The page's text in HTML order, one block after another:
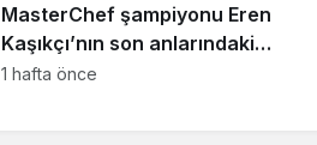
MasterChef şampiyonu Eren
Kaşıkçı’nın son anlarındaki
kahreden detay ortaya çıktı
1 hafta önce